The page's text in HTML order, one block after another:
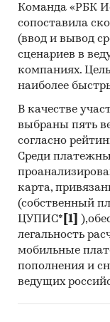
физическая
Приведены
Предприятий
продаж: ДПС,
Оскол-пласт,
Пропапир,
2000 и др.
Предприятий,
из России:
Пресс,
комбинат,
бумажное
Полотняно-
Спейс,
Команда «РБК
сопоставила
(ввод и вывод
сценариев в
компаниях.
наиболее
В качестве
выбраны пять
согласно
Среди
карта,
(собственный
ЦУПИС* [1]
легальность
мобильные
пополнения и
ведущих